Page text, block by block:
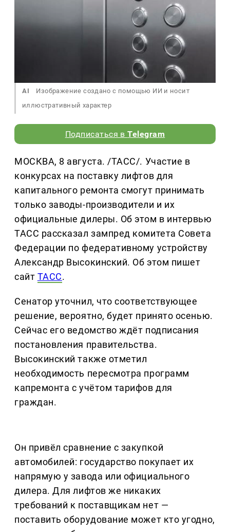
AI
Изображение создано с помощью ИИ и носит
иллюстративный характер
Подписаться вTelegram
МОСКВА, 8 августа. /ТАСС/. Участие в
конкурсах на поставку лифтов для
капитального ремонта смогут принимать
только заводы-производители и их
официальные дилеры. Об этом в интервью
ТАСС рассказал зампред комитета Совета
Федерации по федеративному устройству
Александр Высокинский. Об этом пишет
сайт ТАСС.
Сенатор уточнил, что соответствующее
решение, вероятно, будет принято осенью.
Сейчас его ведомство ждёт подписания
постановления правительства.
Высокинский также отметил
необходимость пересмотра программ
капремонта с учётом тарифов для
граждан.
Он привёл сравнение с закупкой
автомобилей: государство покупает их
напрямую у завода или официального
дилера. Для лифтов же никаких
требований к поставщикам нет —
поставить оборудование может кто угодно,